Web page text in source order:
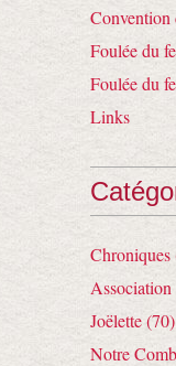
Convention
Foulée du
Foulée du
Links
Chroniques
Joëlette (70)
Notre